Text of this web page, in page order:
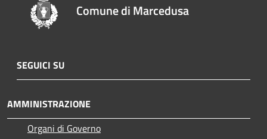
Comune di Marcedusa
SEGUICI SU
AMMINISTRAZIONE
Organi di Governo